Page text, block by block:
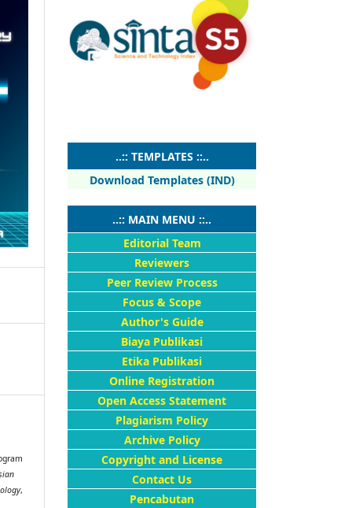
,
..:: TEMPLATES ::..
Download Templates (IND)
..:: MAIN MENU ::..
Editorial Team
Reviewers
Peer Review Process
Focus & Scope
Author's Guide
Biaya Publikasi
Etika Publikasi
Online Registration
Open Access Statement
Plagiarism Policy
Archive Policy
Copyright and License
Contact Us
Pencabutan